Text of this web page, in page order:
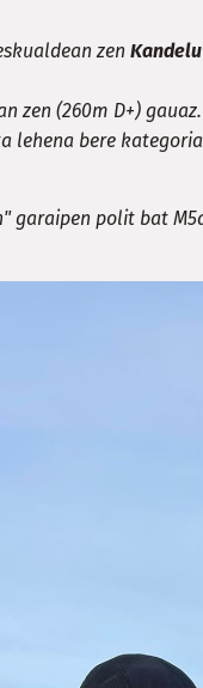
zen
zen (260m D+) gauaz.
bere
garaipen polit bat